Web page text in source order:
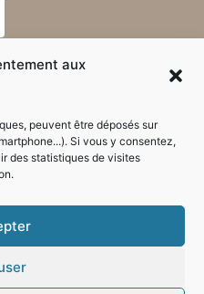
aux
peuvent être déposés sur
Si vous y consentez,
des statistiques de visites
de la mairie